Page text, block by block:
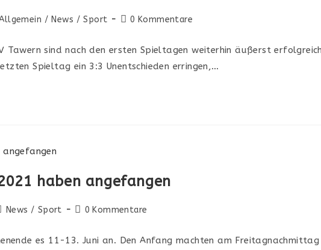
/ News / Sport 0 Kommentare
Tawern sind nach den ersten Spieltagen weiterhin äußerst
Spieltag ein 3:3 Unentschieden erringen,…
haben angefangen
News / Sport 0 Kommentare
es 11-13. Juni an. Den Anfang machten am